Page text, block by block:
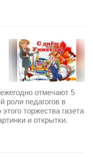
отмечают 5
роли педагогов в
торжества газета
и открытки.